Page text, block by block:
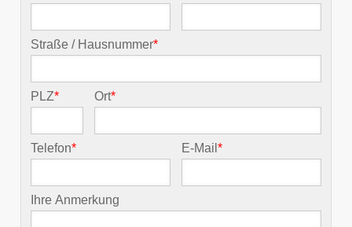
Straße / Hausnummer*
PLZ* Ort*
Telefon* E-Mail*
Ihre Anmerkung